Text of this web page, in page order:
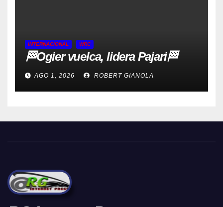
INTERNACIONAL WRC
🏁Ogier vuelca, lidera Pajari🏁
AGO 1, 2026 ROBERT GIANOLA